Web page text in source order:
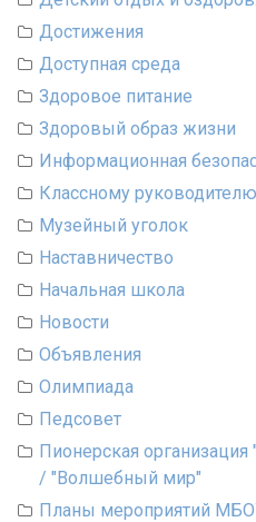
Достижения
Доступная среда
Здоровое питание
Здоровый образ жизни
Информационная
Классному руководителю
Музейный уголок
Наставничество
Начальная школа
Новости
Объявления
Олимпиада
Педсовет
Пионерская
/ "Волшебный мир"
Планы мероприятий